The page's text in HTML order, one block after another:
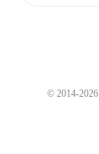
© 2014-2026